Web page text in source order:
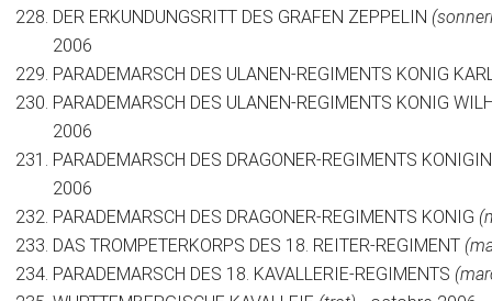
DER ERKUNDUNGSRITT DES GRAFEN ZEPPELIN
2006
PARADEMARSCH DES ULANEN-REGIMENTS KONIG
PARADEMARSCH DES ULANEN-REGIMENTS KONIG
2006
PARADEMARSCH DES DRAGONER-REGIMENTS
2006
PARADEMARSCH DES DRAGONER-REGIMENTS KONIG
DAS TROMPETERKORPS DES 18. REITER-REGIMENT
PARADEMARSCH DES 18. KAVALLERIE-REGIMENTS